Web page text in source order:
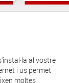
al vostre
i us permet
moltes